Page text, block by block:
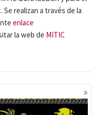
Se realizan a través de la
enlace
la web de MITIC